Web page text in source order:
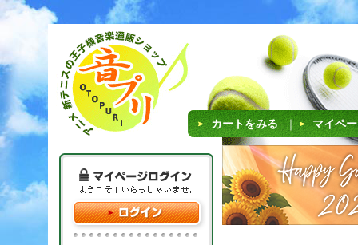
カートをみる ｜ マイペ